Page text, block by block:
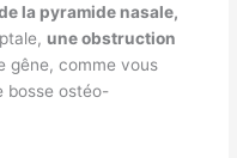
la pyramide nasale,
une obstruction
gêne, comme vous
bosse ostéo-